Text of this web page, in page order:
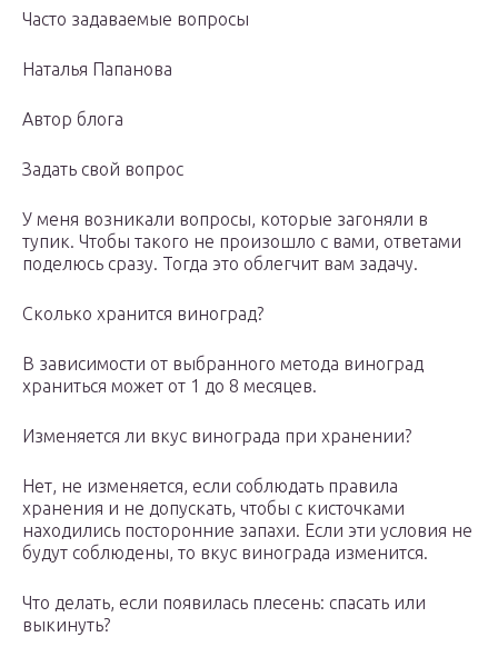
Часто задаваемые вопросы
Наталья Папанова
Автор блога
Задать свой вопрос
У меня возникали вопросы, которые загоняли в
тупик. Чтобы такого не произошло с вами, ответами
поделюсь сразу. Тогда это облегчит вам задачу.
Сколько хранится виноград?
В зависимости от выбранного метода виноград
храниться может от 1 до 8 месяцев.
Изменяется ли вкус винограда при хранении?
Нет, не изменяется, если соблюдать правила
хранения и не допускать, чтобы с кисточками
находились посторонние запахи. Если эти условия не
будут соблюдены, то вкус винограда изменится.
Что делать, если появилась плесень: спасать или
выкинуть?